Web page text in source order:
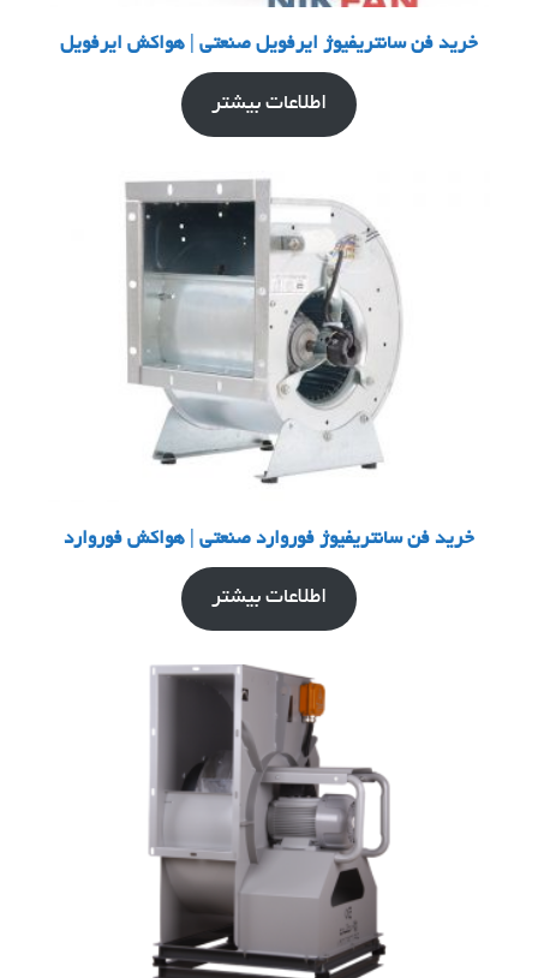
خرید فن سانتریفیوژ ایرفویل صنعتی | هواکش ایرفویل
اطلاعات بیشتر
خرید فن سانتریفیوژ فوروارد صنعتی | هواکش فوروارد
اطلاعات بیشتر